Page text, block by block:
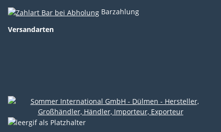
Barzahlung
Versandarten